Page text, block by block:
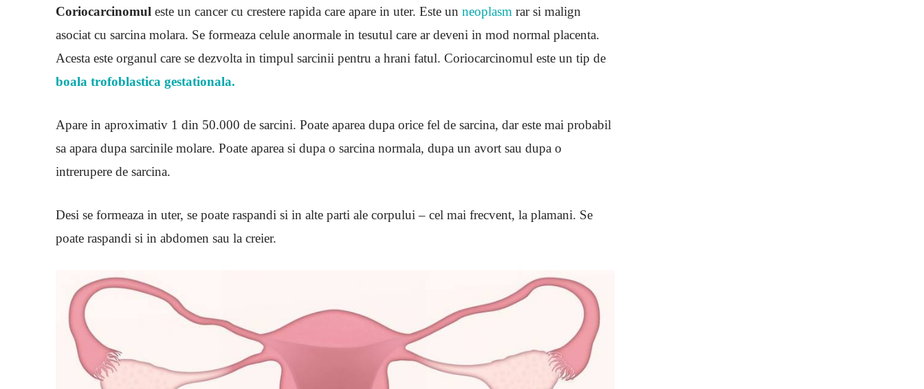
Coriocarcinomuleste un cancer cu crestere rapida care apare in uter. Este un neoplasmrar si malign
asociat cu sarcina molara. Se formeaza celule anormale in tesutul care ar deveni in mod normal placenta.
Acesta este organul care se dezvolta in timpul sarcinii pentru a hrani fatul. Coriocarcinomul este un tip de
boala trofoblastica gestationala.
Apare in aproximativ 1 din 50.000 de sarcini. Poate aparea dupa orice fel de sarcina, dar este mai probabil
sa apara dupa sarcinile molare. Poate aparea si dupa o sarcina normala, dupa un avort sau dupa o
intrerupere de sarcina.
Desi se formeaza in uter, se poate raspandi si in alte parti ale corpului – cel mai frecvent, la plamani. Se
poate raspandi si in abdomen sau la creier.